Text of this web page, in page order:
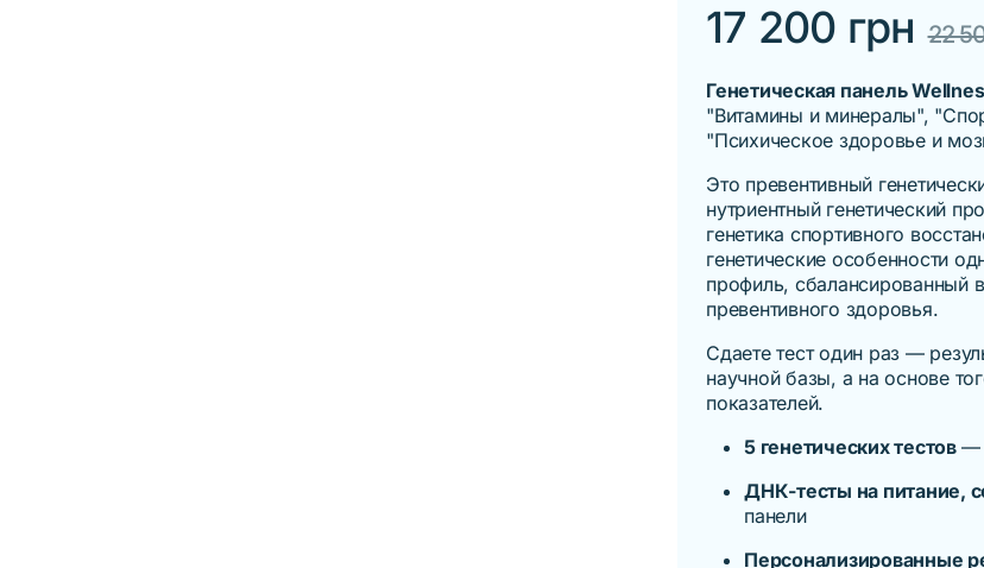
17 200 грн 22
Генетическая панель
"Витамины и минералы", "
"Психическое здоровье и
Это превентивный
нутриентный генетический
генетика спортивного
генетические особенности
профиль, сбалансированный
превентивного здоровья.
Сдаете тест один раз —
научной базы, а на основе
показателей.
5 генетических тестов —
ДНК-тесты на питание,
панели
Персонализированные